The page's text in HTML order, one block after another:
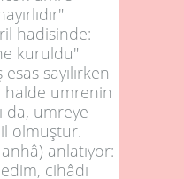
hadisinde:
kuruldu"
sayılırken
halde umrenin
da, umreye
olmuştur.
anlatıyor:
cihâdı